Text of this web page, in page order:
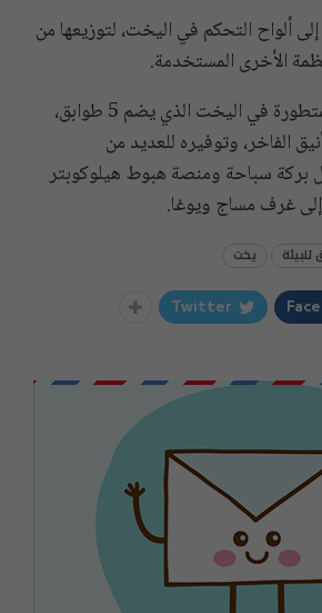
ألواح التحكم في اليخت، لتوزيعها من
الأخرى المستخدمة.
وإلى جانب التقنيات المتطورة في اليخت الذي يضم 5 طوابق،
الفاخر، وتوفيره للعديد من
بركة سباحة ومنصة هبوط هيلوكوبتر
غرف مساج ويوغا.
للبيئة يخت
Twitter